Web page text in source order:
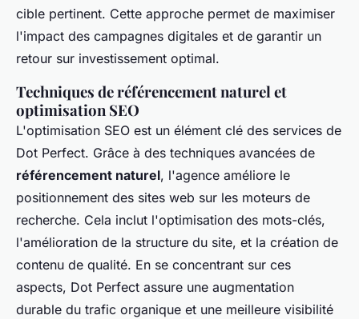
cible pertinent. Cette approche permet de maximiser
l'impact des campagnes digitales et de garantir un
retour sur investissement optimal.
Techniques de référencement naturel et
optimisation SEO
L'optimisation SEO est un élément clé des services de
Dot Perfect. Grâce à des techniques avancées de
référencement naturel, l'agence améliore le
positionnement des sites web sur les moteurs de
recherche. Cela inclut l'optimisation des mots-clés,
l'amélioration de la structure du site, et la création de
contenu de qualité. En se concentrant sur ces
aspects, Dot Perfect assure une augmentation
durable du trafic organique et une meilleure visibilité